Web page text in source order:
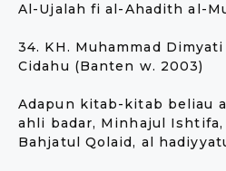
Al-Ujalah fi al-Ahadith al-
34. KH. Muhammad
Cidahu (Banten w. 2003)
Adapun kitab-kitab beliau
ahli badar, Minhajul Ishtifa,
Bahjatul Qolaid, al